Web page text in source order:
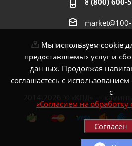
Мы используем cookie
предоставляемых услуг и
данных. Продолжая
соглашаетесь с использованием
с
«Согласием на
Согласен
г. Тверь, 4-й пер.
2014-2026 © «КПД» —